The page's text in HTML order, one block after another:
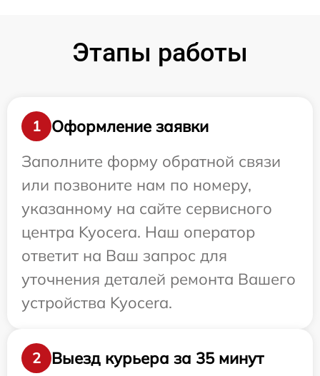
Этапы работы
1
Оформление заявки
Заполните форму обратной связи
или позвоните нам по номеру,
указанному на сайте сервисного
центра Kyocera. Наш оператор
ответит на Ваш запрос для
уточнения деталей ремонта Вашего
устройства Kyocera.
2
Выезд курьера за 35 минут